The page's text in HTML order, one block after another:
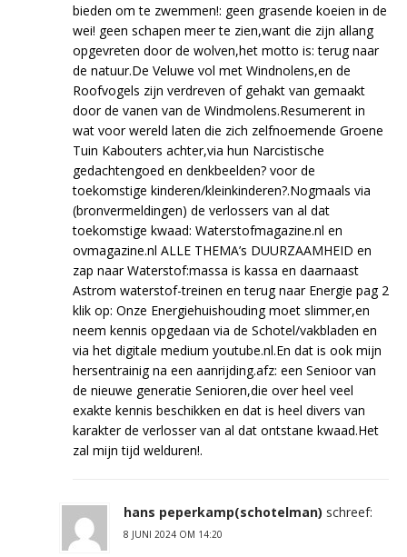
bieden om te zwemmen!: geen grasende koeien in de
wei! geen schapen meer te zien,want die zijn allang
opgevreten door de wolven,het motto is: terug naar
de natuur.De Veluwe vol met Windnolens,en de
Roofvogels zijn verdreven of gehakt van gemaakt
door de vanen van de Windmolens.Resumerent in
wat voor wereld laten die zich zelfnoemende Groene
Tuin Kabouters achter,via hun Narcistische
gedachtengoed en denkbeelden? voor de
toekomstige kinderen/kleinkinderen?.Nogmaals via
(bronvermeldingen) de verlossers van al dat
toekomstige kwaad: Waterstofmagazine.nl en
ovmagazine.nl ALLE THEMA’s DUURZAAMHEID en
zap naar Waterstof:massa is kassa en daarnaast
Astrom waterstof-treinen en terug naar Energie pag 2
klik op: Onze Energiehuishouding moet slimmer,en
neem kennis opgedaan via de Schotel/vakbladen en
via het digitale medium youtube.nl.En dat is ook mijn
hersentrainig na een aanrijding.afz: een Senioor van
de nieuwe generatie Senioren,die over heel veel
exakte kennis beschikken en dat is heel divers van
karakter de verlosser van al dat ontstane kwaad.Het
zal mijn tijd welduren!.
hans peperkamp(schotelman) schreef:
8 JUNI 2024 OM 14:20